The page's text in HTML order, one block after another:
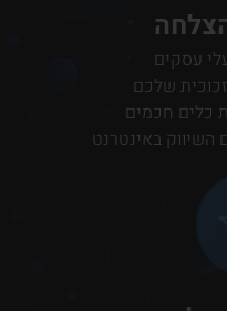
עסקים
שלכם
כלים חכמים
באינטרנט